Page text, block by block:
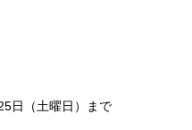
日（土曜日）まで